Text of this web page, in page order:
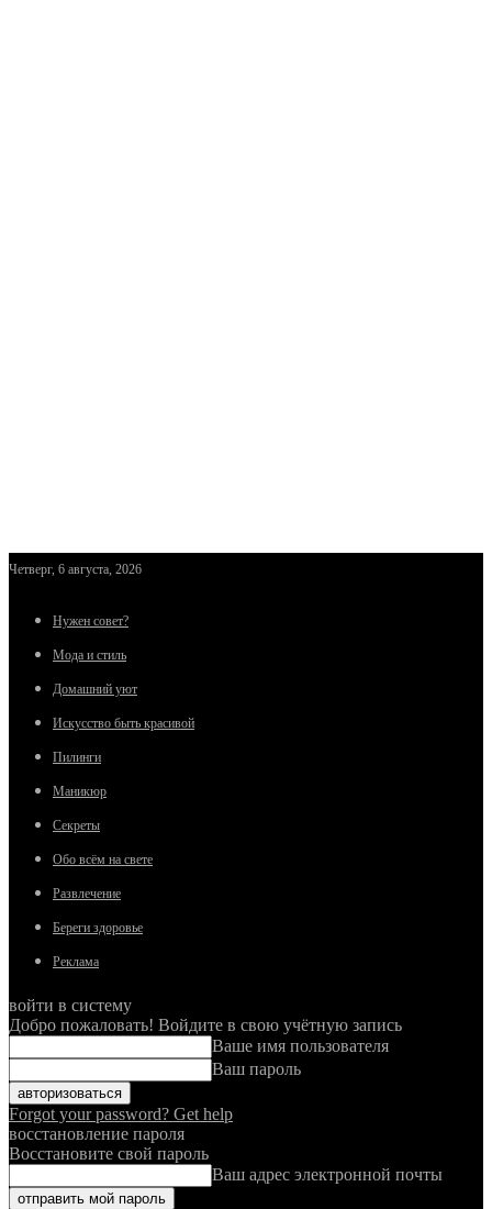
Четверг, 6 августа, 2026
Нужен совет?
Мода и стиль
Домашний уют
Искусство быть красивой
Пилинги
Маникюр
Секреты
Обо всём на свете
Развлечение
Береги здоровье
Реклама
войти в систему
Добро пожаловать! Войдите в свою учётную запись
Ваше имя пользователя
Ваш пароль
Forgot your password? Get help
восстановление пароля
Восстановите свой пароль
Ваш адрес электронной почты